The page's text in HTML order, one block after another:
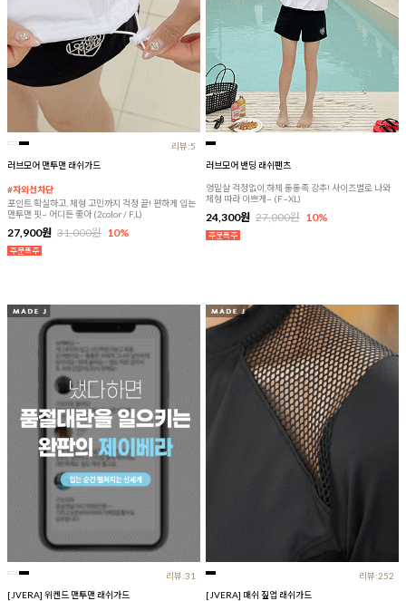
리뷰:5
러브모어 맨투맨 래쉬가드
#자외선차단
포인트 확실하고, 체형 고민까지 걱정 끝! 편하게 입는
맨투맨 핏~ 어디든 좋아 (2color / F,L)
27,900원 31,000원 10%
러브모어 밴딩 래쉬팬츠
엉밑살 걱정없이,하체 통통족 강추! 사이즈별로 나와
체형 따라 이쁘게~ (F~XL)
24,300원 27,000원 10%
리뷰:31
[JVERA] 위켄드 맨투맨 래쉬가드
리뷰:252
[JVERA] 매쉬 짚업 래쉬가드